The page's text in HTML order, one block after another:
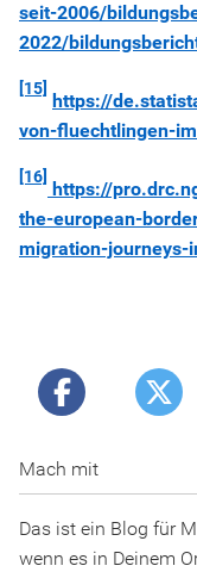
seit-2006/
2022/
[15]
https://
von-fluechtlingen-
[16]
https://
the-european-
migration-journeys-
Mach mit
Das ist ein Blog für
wenn es in Deinem